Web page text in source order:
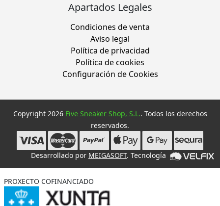
Apartados Legales
Condiciones de venta
Aviso legal
Política de privacidad
Política de cookies
Configuración de Cookies
Copyright 2026 Five Sneaker Shop, S.L.. Todos los derechos
reservados.
Desarrollado por MEIGASOFT. Tecnología
PROXECTO COFINANCIADO